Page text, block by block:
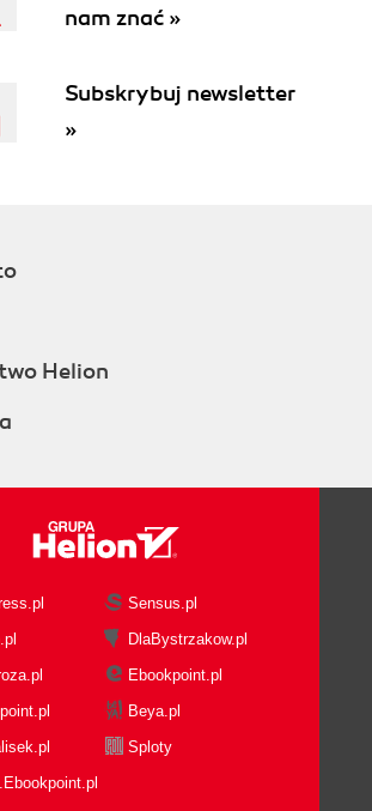
nam znać »
Subskrybuj newsletter
»
Helion
Sensus.pl
DlaBystrzakow.pl
Ebookpoint.pl
Beya.pl
Sploty